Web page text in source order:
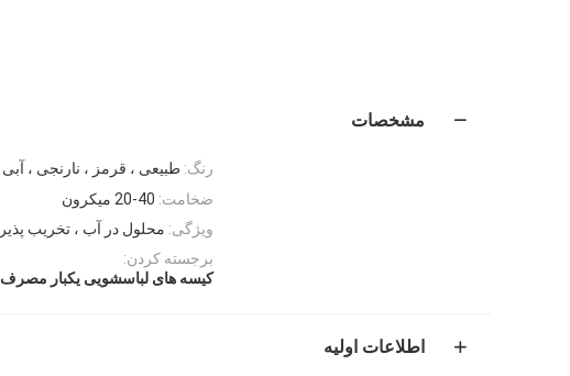
مشخصات
رنگ: طبیعی ، قرمز ، نارنجی ، آبی
ضخامت: 20-40 میکرون
ویژگی: محلول در آب ، تخریب پذیر
برجسته کردن:
کیسه های لباسشویی یکبار مصرف
اطلاعات اولیه